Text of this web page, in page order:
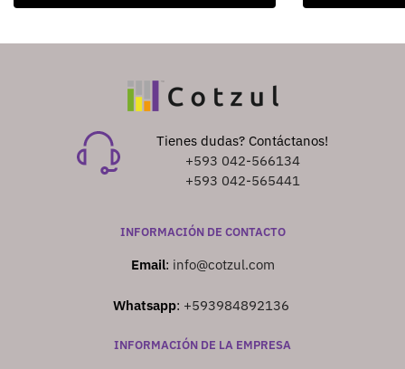
Tienes dudas? Contáctanos!
+593 042-566134
+593 042-565441
INFORMACIÓN DE CONTACTO
Email: info@cotzul.com
Whatsapp: +593984892136
INFORMACIÓN DE LA EMPRESA